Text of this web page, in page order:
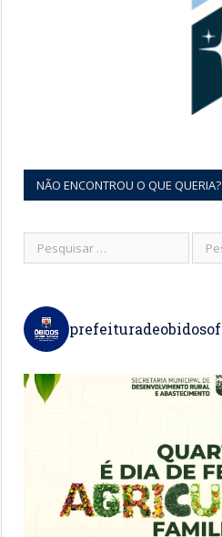
NÃO ENCONTROU O QUE QUERIA?
prefeituradeobidosof